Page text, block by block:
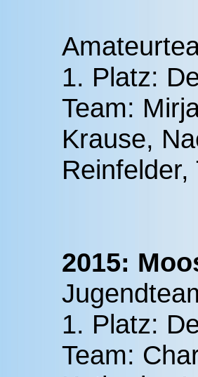
1. Platz:
Team:
Krause,
2015:
1. Platz:
Team: